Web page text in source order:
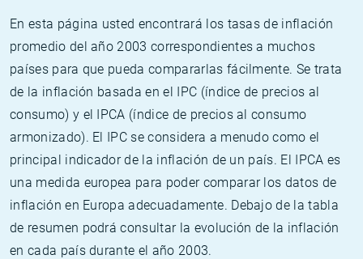
En esta página usted encontrará los tasas de inflación
promedio del año 2003 correspondientes a muchos
países para que pueda compararlas fácilmente. Se trata
de la inflación basada en el IPC (índice de precios al
consumo) y el IPCA (índice de precios al consumo
armonizado). El IPC se considera a menudo como el
principal indicador de la inflación de un país. El IPCA es
una medida europea para poder comparar los datos de
inflación en Europa adecuadamente. Debajo de la tabla
de resumen podrá consultar la evolución de la inflación
en cada país durante el año 2003.